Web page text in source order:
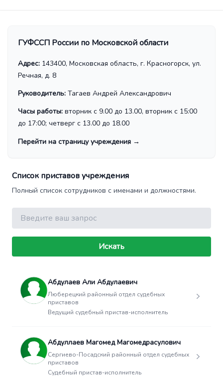
ГУФССП России по Московской области
Адрес: 143400, Московская область, г. Красногорск, ул.
Речная, д. 8
Руководитель: Тагаев Андрей Александрович
Часы работы: вторник с 9.00 до 13.00, вторник с 15:00
до 17:00; четверг с 13.00 до 18.00
Перейти на страницу учреждения →
Список приставов учреждения
Полный список сотрудников с именами и должностями.
Поиск
Искать
Абдулаев Али Абдулаевич
Люберецкий районный отдел судебных
приставов
Ведущий судебный пристав-исполнитель
Абдуллаев Магомед Магомедрасулович
Сергиево-Посадский районный отдел судебных
приставов
Судебный пристав-исполнитель